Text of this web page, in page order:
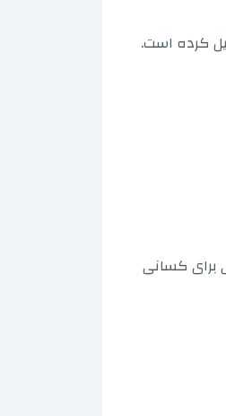
کرده است.
برای کسانی